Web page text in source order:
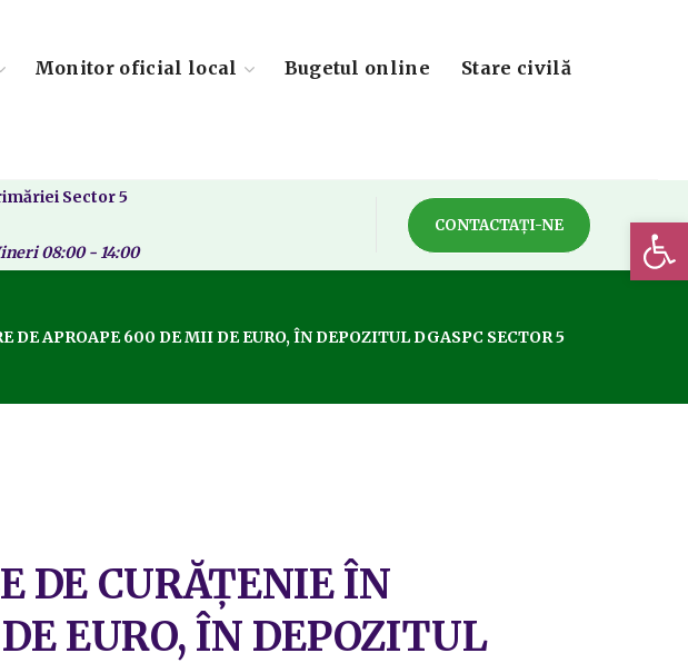
Monitor oficial local Bugetul online Stare civilă
Sector 5
08:00 - 14:00
CONTACTAȚI-NE
DE APROAPE 600 DE MII DE EURO, ÎN DEPOZITUL DGASPC SECTOR 5
DE CURĂȚENIE ÎN
EURO, ÎN DEPOZITUL